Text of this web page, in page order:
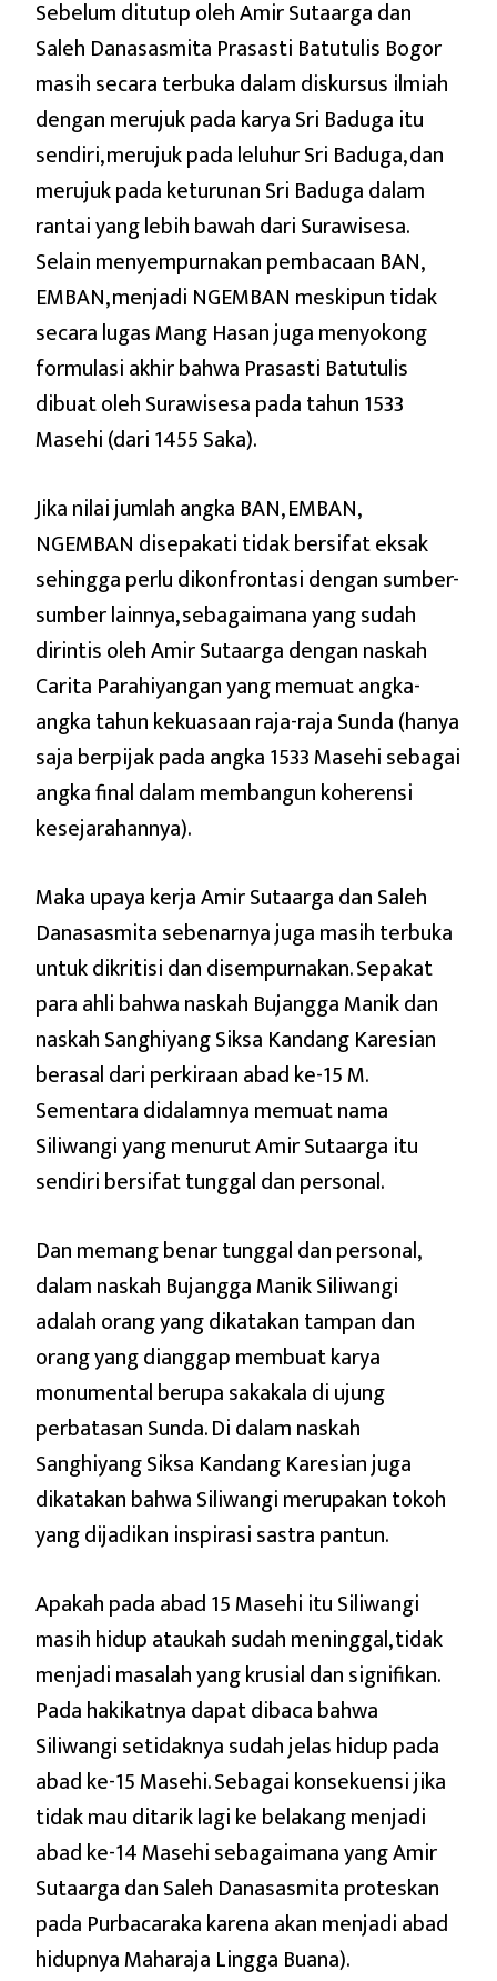
Sebelum ditutup oleh Amir Sutaarga dan
Saleh Danasasmita Prasasti Batutulis Bogor
masih secara terbuka dalam diskursus ilmiah
dengan merujuk pada karya Sri Baduga itu
sendiri, merujuk pada leluhur Sri Baduga, dan
merujuk pada keturunan Sri Baduga dalam
rantai yang lebih bawah dari Surawisesa.
Selain menyempurnakan pembacaan BAN,
EMBAN, menjadi NGEMBAN meskipun tidak
secara lugas Mang Hasan juga menyokong
formulasi akhir bahwa Prasasti Batutulis
dibuat oleh Surawisesa pada tahun 1533
Masehi (dari 1455 Saka).
Jika nilai jumlah angka BAN, EMBAN,
NGEMBAN disepakati tidak bersifat eksak
sehingga perlu dikonfrontasi dengan sumber-
sumber lainnya, sebagaimana yang sudah
dirintis oleh Amir Sutaarga dengan naskah
Carita Parahiyangan yang memuat angka-
angka tahun kekuasaan raja-raja Sunda (hanya
saja berpijak pada angka 1533 Masehi sebagai
angka final dalam membangun koherensi
kesejarahannya).
Maka upaya kerja Amir Sutaarga dan Saleh
Danasasmita sebenarnya juga masih terbuka
untuk dikritisi dan disempurnakan. Sepakat
para ahli bahwa naskah Bujangga Manik dan
naskah Sanghiyang Siksa Kandang Karesian
berasal dari perkiraan abad ke-15 M.
Sementara didalamnya memuat nama
Siliwangi yang menurut Amir Sutaarga itu
sendiri bersifat tunggal dan personal.
Dan memang benar tunggal dan personal,
dalam naskah Bujangga Manik Siliwangi
adalah orang yang dikatakan tampan dan
orang yang dianggap membuat karya
monumental berupa sakakala di ujung
perbatasan Sunda. Di dalam naskah
Sanghiyang Siksa Kandang Karesian juga
dikatakan bahwa Siliwangi merupakan tokoh
yang dijadikan inspirasi sastra pantun.
Apakah pada abad 15 Masehi itu Siliwangi
masih hidup ataukah sudah meninggal, tidak
menjadi masalah yang krusial dan signifikan.
Pada hakikatnya dapat dibaca bahwa
Siliwangi setidaknya sudah jelas hidup pada
abad ke-15 Masehi. Sebagai konsekuensi jika
tidak mau ditarik lagi ke belakang menjadi
abad ke-14 Masehi sebagaimana yang Amir
Sutaarga dan Saleh Danasasmita proteskan
pada Purbacaraka karena akan menjadi abad
hidupnya Maharaja Lingga Buana).